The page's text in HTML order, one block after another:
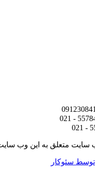
به این وب سایت می باشد.